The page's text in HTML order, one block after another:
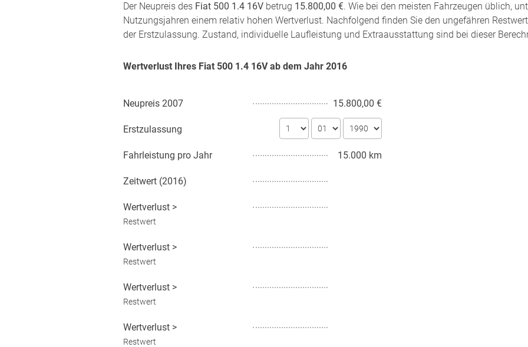
Der Neupreis des Fiat 500 1.4 16V betrug 15.800,00 €. Wie bei den meisten Fahrzeugen üblich,
Nutzungsjahren einem relativ hohen Wertverlust. Nachfolgend finden Sie den ungefähren
der Erstzulassung. Zustand, individuelle Laufleistung und Extraausstattung sind bei dieser
Wertverlust Ihres Fiat 500 1.4 16V ab dem Jahr 2016
Neupreis 2007 15.800,00 €
Erstzulassung
Fahrleistung pro Jahr 15.000 km
Zeitwert (2016)
Wertverlust >
Restwert
Wertverlust >
Restwert
Wertverlust >
Restwert
Wertverlust >
Restwert